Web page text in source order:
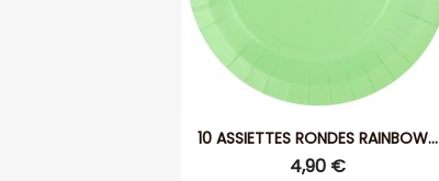
10 ASSIETTES RONDES RAINBOW...
4,90 €